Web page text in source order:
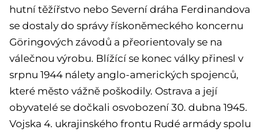
hutní těžířstvo nebo Severní dráha Ferdinandova
se dostaly do správy řískoněmeckého koncernu
Göringových závodů a přeorientovaly se na
válečnou výrobu. Blížící se konec války přinesl v
srpnu 1944 nálety anglo-amerických spojenců,
které město vážně poškodily. Ostrava a její
obyvatelé se dočkali osvobození 30. dubna 1945.
Vojska 4. ukrajinského frontu Rudé armády spolu